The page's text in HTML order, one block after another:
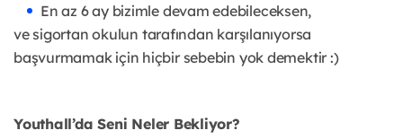
En az 6 ay bizimle devam edebileceksen,
ve sigortan okulun tarafından karşılanıyorsa
başvurmamak için hiçbir sebebin yok demektir :)
Youthall’da Seni Neler Bekliyor?